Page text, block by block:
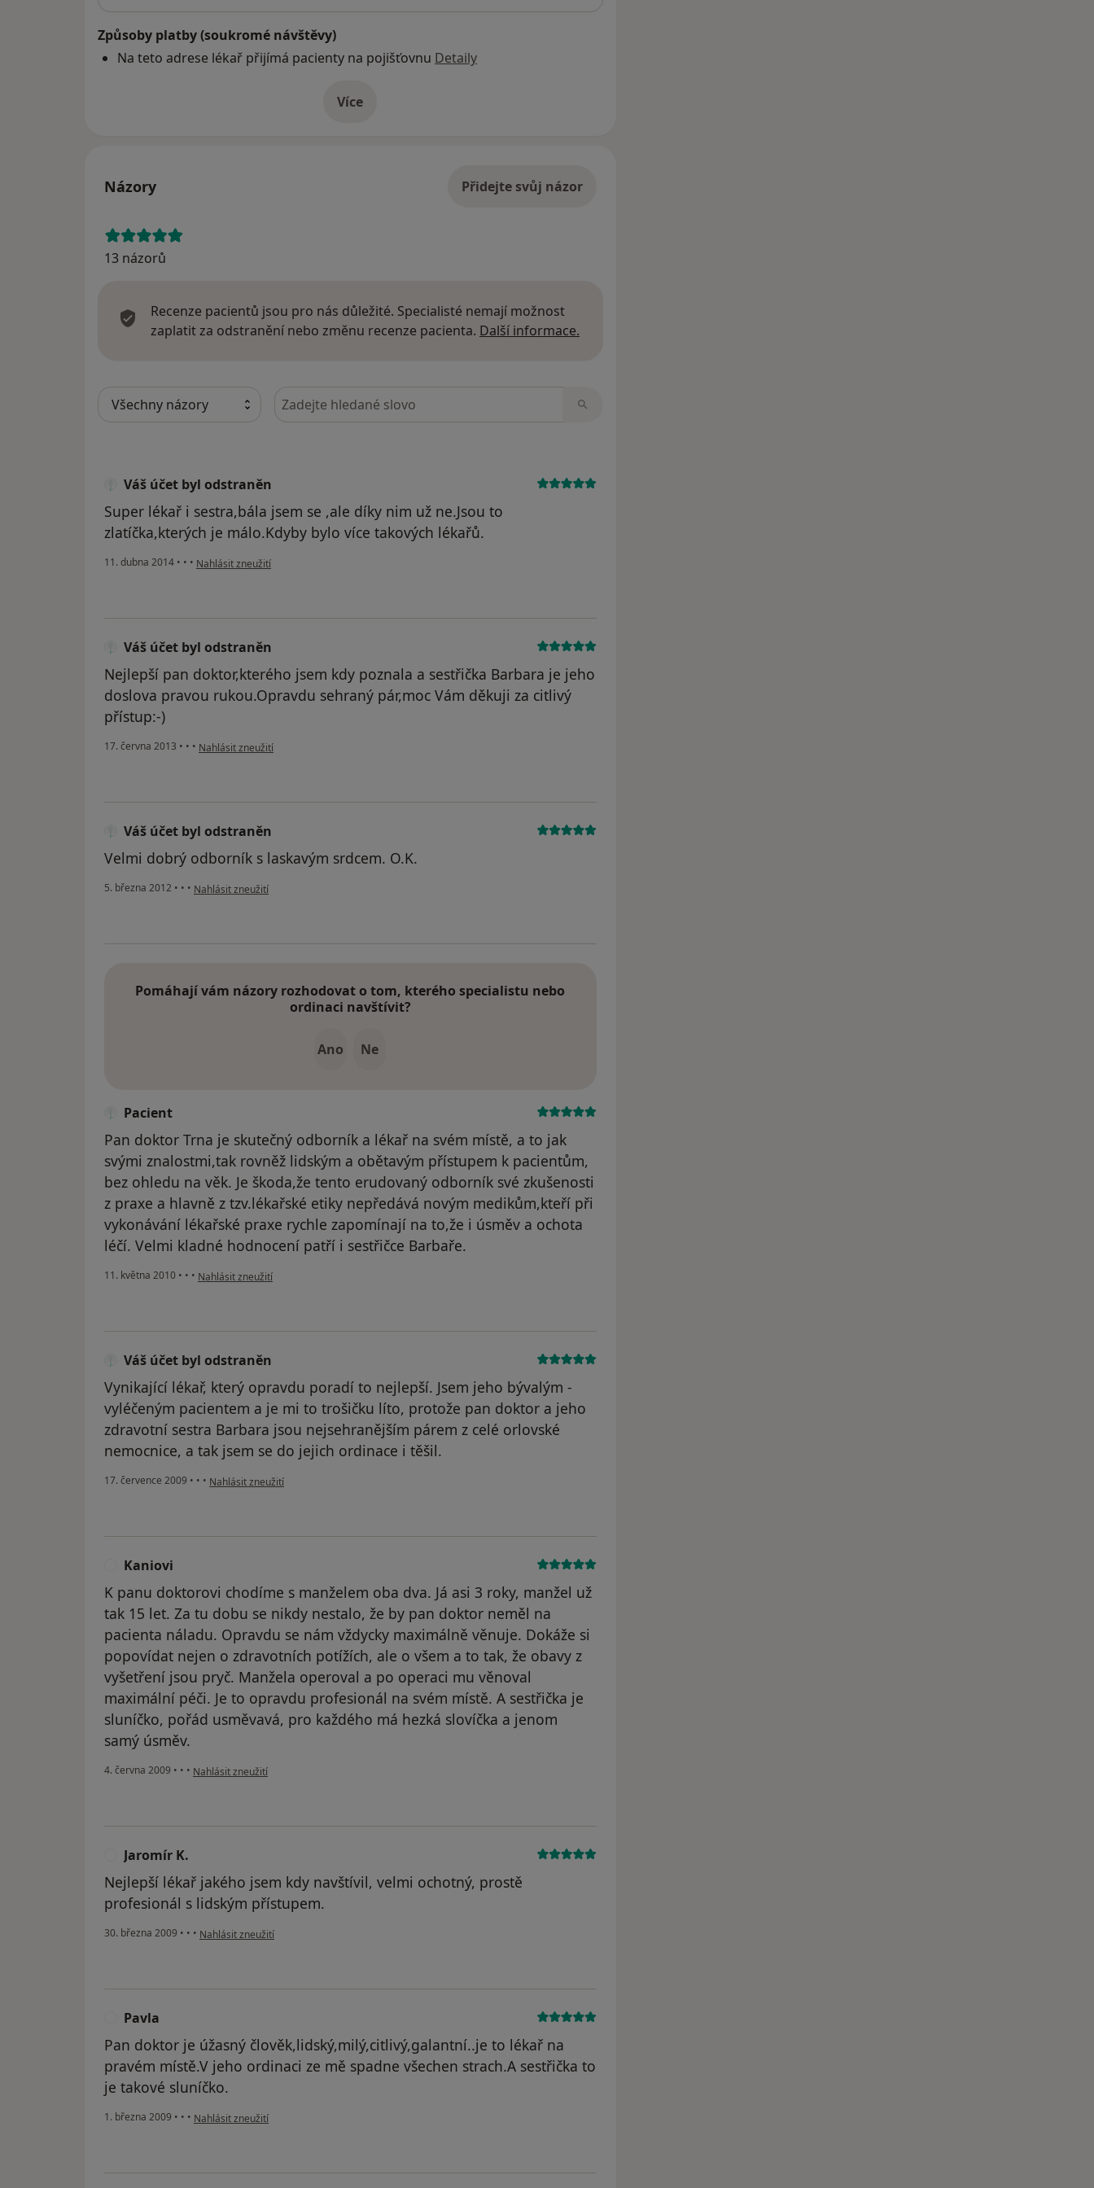
Způsoby platby (soukromé návštěvy)
Na teto adrese lékař přijímá pacienty na pojišťovnu Detaily
Víceo adrese
Názory Přidejte svůj názor
13 názorů
Recenze pacientů jsou pro nás důležité. Specialisté nemají možnost
zaplatit za odstranění nebo změnu recenze pacienta. Další informace.
Hledejte v názorech
Váš účet byl odstraněn
Super lékař i sestra,bála jsem se ,ale díky nim už ne.Jsou to
zlatíčka,kterých je málo.Kdyby bylo více takových lékařů.
11. dubna 2014 • • • podle názoru uživatele Váš účet byl odstraněn
Nahlásit zneužití
Váš účet byl odstraněn
Nejlepší pan doktor,kterého jsem kdy poznala a sestřička Barbara je jeho
doslova pravou rukou.Opravdu sehraný pár,moc Vám děkuji za citlivý
přístup:-)
17. června 2013 • • • podle názoru uživatele Váš účet byl odstraněn
Nahlásit zneužití
Váš účet byl odstraněn
Velmi dobrý odborník s laskavým srdcem. O.K.
5. března 2012 • • • podle názoru uživatele Váš účet byl odstraněn
Nahlásit zneužití
Pomáhají vám názory rozhodovat o tom, kterého specialistu nebo
ordinaci navštívit?
Ano Ne
Pacient
Pan doktor Trna je skutečný odborník a lékař na svém místě, a to jak
svými znalostmi,tak rovněž lidským a obětavým přístupem k pacientům,
bez ohledu na věk. Je škoda,že tento erudovaný odborník své zkušenosti
z praxe a hlavně z tzv.lékařské etiky nepředává novým medikům,kteří při
vykonávání lékařské praxe rychle zapomínají na to,že i úsměv a ochota
léčí. Velmi kladné hodnocení patří i sestřičce Barbaře.
11. května 2010 • • • podle názoru uživatele Pacient
Nahlásit zneužití
Váš účet byl odstraněn
Vynikající lékař, který opravdu poradí to nejlepší. Jsem jeho bývalým -
vyléčeným pacientem a je mi to trošičku líto, protože pan doktor a jeho
zdravotní sestra Barbara jsou nejsehranějším párem z celé orlovské
nemocnice, a tak jsem se do jejich ordinace i těšil.
17. července 2009 • • • podle názoru uživatele Váš účet byl odstraněn
Nahlásit zneužití
Kaniovi
K panu doktorovi chodíme s manželem oba dva. Já asi 3 roky, manžel už
tak 15 let. Za tu dobu se nikdy nestalo, že by pan doktor neměl na
pacienta náladu. Opravdu se nám vždycky maximálně věnuje. Dokáže si
popovídat nejen o zdravotních potížích, ale o všem a to tak, že obavy z
vyšetření jsou pryč. Manžela operoval a po operaci mu věnoval
maximální péči. Je to opravdu profesionál na svém místě. A sestřička je
sluníčko, pořád usměvavá, pro každého má hezká slovíčka a jenom
samý úsměv.
4. června 2009 • • • podle názoru uživatele Kaniovi
Nahlásit zneužití
Jaromír K.
Nejlepší lékař jakého jsem kdy navštívil, velmi ochotný, prostě
profesionál s lidským přístupem.
30. března 2009 • • • podle názoru uživatele Jaromír K.
Nahlásit zneužití
Pavla
Pan doktor je úžasný člověk,lidský,milý,citlivý,galantní..je to lékař na
pravém místě.V jeho ordinaci ze mě spadne všechen strach.A sestřička to
je takové sluníčko.
1. března 2009 • • • podle názoru uživatele Pavla
Nahlásit zneužití